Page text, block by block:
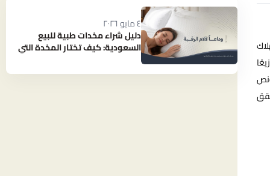
٤ مايو ٢٠٢٦
دليل شراء مخدات طبية للبيع
السعودية: كيف تختار المخدة التي